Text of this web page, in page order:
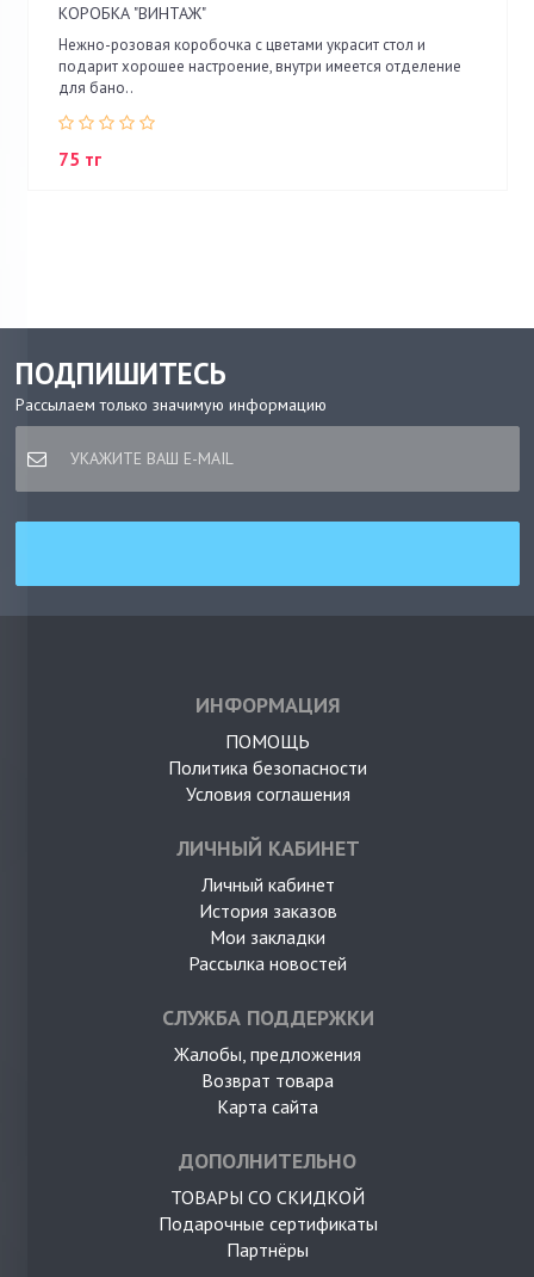
КОРОБКА "ВИНТАЖ"
Нежно-розовая коробочка с цветами украсит стол и
подарит хорошее настроение, внутри имеется отделение
для бано..
75 тг
ПОДПИШИТЕСЬ
Рассылаем только значимую информацию
ИНФОРМАЦИЯ
ПОМОЩЬ
Политика безопасности
Условия соглашения
ЛИЧНЫЙ КАБИНЕТ
Личный кабинет
История заказов
Мои закладки
Рассылка новостей
СЛУЖБА ПОДДЕРЖКИ
Жалобы, предложения
Возврат товара
Карта сайта
ДОПОЛНИТЕЛЬНО
ТОВАРЫ СО СКИДКОЙ
Подарочные сертификаты
Партнёры